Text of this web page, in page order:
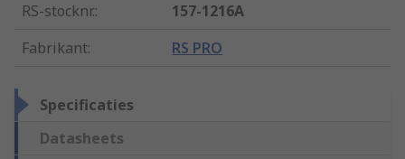
RS-stocknr.:
157-1216A
Fabrikant: RS PRO
Specificaties
Datasheets